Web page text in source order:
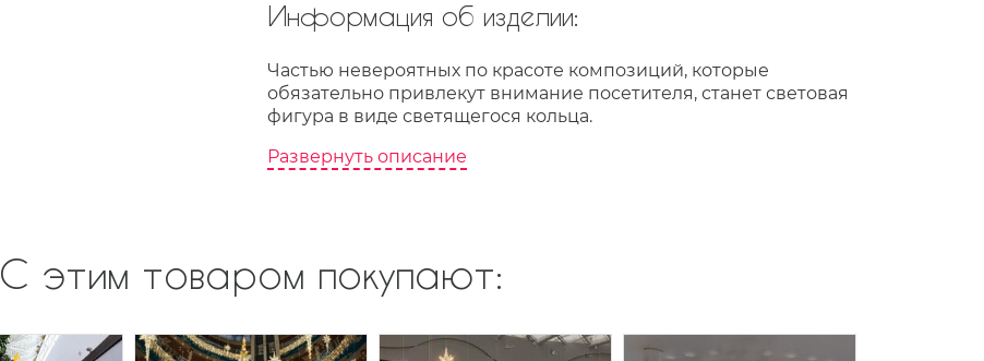
Информация об изделии:
Частью невероятных по красоте композиций, которые
обязательно привлекут внимание посетителя, станет световая
фигура в виде светящегося кольца.
Развернуть описание
С этим товаром покупают: